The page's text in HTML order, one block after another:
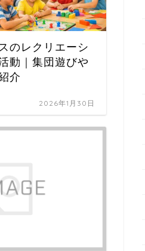
のレクリエーシ
動｜集団遊びや
介
2026年1月30日